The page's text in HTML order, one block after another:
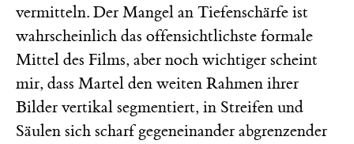
vermitteln. Der Mangel an Tiefenschärfe ist
wahrscheinlich das offensichtlichste formale
Mittel des Films, aber noch wichtiger scheint
mir, dass Martel den weiten Rahmen ihrer
Bilder vertikal segmentiert, in Streifen und
Säulen sich scharf gegeneinander abgrenzender